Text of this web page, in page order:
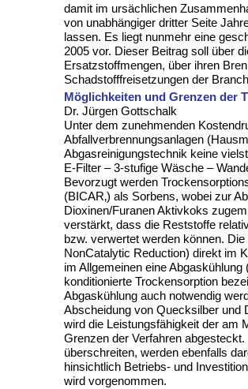
damit im ursächlichen
von unabhängiger dritter Seite
lassen. Es liegt nunmehr eine
2005 vor. Dieser Beitrag soll über
Ersatzstoffmengen, über ihren
Schadstofffreisetzungen der
Möglichkeiten und Grenzen der
Dr. Jürgen Gottschalk
Unter dem zunehmenden
Abfallverbrennungsanlagen
Abgasreinigungstechnik keine
E-Filter – 3-stufige Wäsche –
Bevorzugt werden
(BICAR‚) als Sorbens, wobei zur
Dioxinen/Furanen Aktivkoks
verstärkt, dass die Reststoffe
bzw. verwertet werden können.
NonCatalytic Reduction) direkt im
im Allgemeinen eine
konditionierte Trockensorption
Abgaskühlung auch notwendig
Abscheidung von Quecksilber und
wird die Leistungsfähigkeit der am
Grenzen der Verfahren
überschreiten, werden ebenfalls
hinsichtlich Betriebs- und
wird vorgenommen.